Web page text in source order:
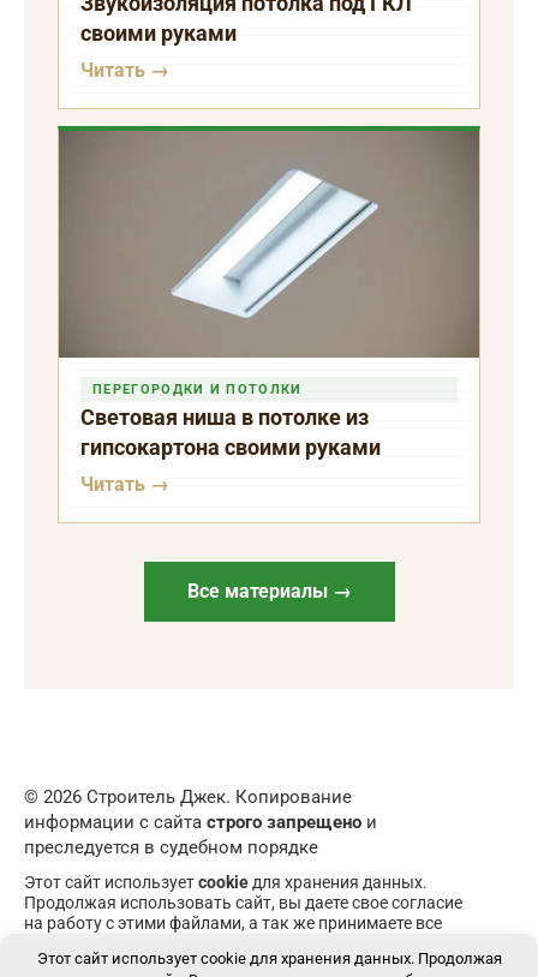
своими руками
Читать →
ПЕРЕГОРОДКИ И ПОТОЛКИ
Световая ниша в потолке из
гипсокартона своими руками
Читать →
Все материалы →
© 2026 Строитель Джек. Копирование
информации с сайта строго запрещено и
преследуется в судебном порядке
Этот сайт используетcookie для хранения данных.
Продолжая использовать сайт, вы даете свое согласие
на работу с этими файлами, а так же принимаете все
возникновении вопросов пишите вформу обратной
Этот сайт использует cookie для хранения данных. Продолжая